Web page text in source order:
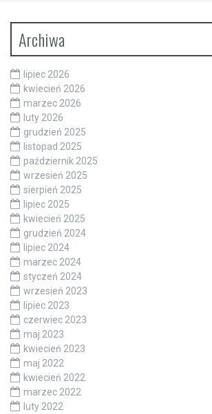
Archiwa
lipiec 2026
kwiecień 2026
marzec 2026
luty 2026
grudzień 2025
listopad 2025
październik 2025
wrzesień 2025
sierpień 2025
lipiec 2025
kwiecień 2025
grudzień 2024
lipiec 2024
marzec 2024
styczeń 2024
wrzesień 2023
lipiec 2023
czerwiec 2023
maj 2023
kwiecień 2023
maj 2022
kwiecień 2022
marzec 2022
luty 2022